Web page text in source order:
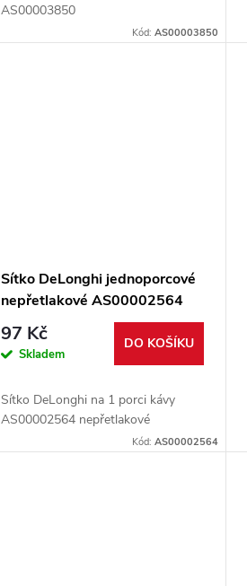
AS00003850
Kód: AS00003850
Sítko DeLonghi jednoporcové
nepřetlakové AS00002564
97 Kč
Skladem
DO KOŠÍKU
Sítko DeLonghi na 1 porci kávy
AS00002564 nepřetlakové
Kód: AS00002564